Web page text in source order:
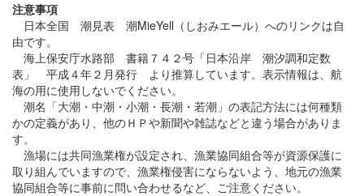
注意事項
日本全国 潮見表 潮MieYell（しおみエール）へのリンクは自
由です。
海上保安庁水路部 書籍７４２号「日本沿岸 潮汐調和定数
表」 平成４年２月発行 より推算しています。表示情報は、航
海の用に使用しないでください。
潮名「大潮・中潮・小潮・長潮・若潮」の表記方法には何種類
かの定義があり、他のＨＰや新聞や雑誌などと違う場合がありま
す。
漁場には共同漁業権が設定され、漁業協同組合等が資源保護に
取り組んでいますので、漁業権侵害にならないよう、地元の漁業
協同組合等に事前に問い合わせるなど、ご注意ください。